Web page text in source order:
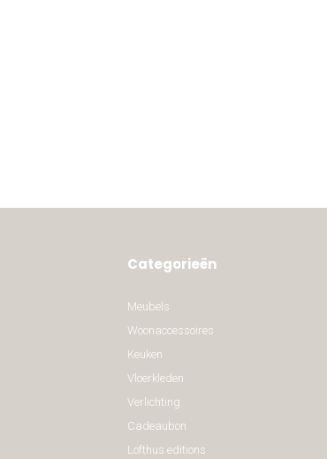
Categorieën
Meubels
Woonaccessoires
Keuken
Vloerkleden
Verlichting
Cadeaubon
Lofthus editions